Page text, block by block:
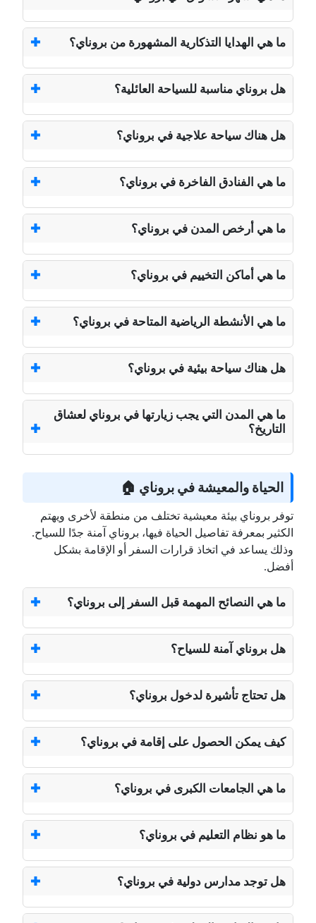
ما هي الهدايا التذكارية المشهورة من بروناي؟
هل بروناي مناسبة للسياحة العائلية؟
هل هناك سياحة علاجية في بروناي؟
ما هي الفنادق الفاخرة في بروناي؟
ما هي أرخص المدن في بروناي؟
ما هي أماكن التخييم في بروناي؟
ما هي الأنشطة الرياضية المتاحة في بروناي؟
هل هناك سياحة بيئية في بروناي؟
ما هي المدن التي يجب زيارتها في بروناي لعشاق
التاريخ؟
الحياة والمعيشة في بروناي 🏠
توفر بروناي بيئة معيشية تختلف من منطقة لأخرى ويهتم
الكثير بمعرفة تفاصيل الحياة فيها، بروناي آمنة جدًا للسياح.
وذلك يساعد في اتخاذ قرارات السفر أو الإقامة بشكل
أفضل.
ما هي النصائح المهمة قبل السفر إلى بروناي؟
هل بروناي آمنة للسياح؟
هل تحتاج تأشيرة لدخول بروناي؟
كيف يمكن الحصول على إقامة في بروناي؟
ما هي الجامعات الكبرى في بروناي؟
ما هو نظام التعليم في بروناي؟
هل توجد مدارس دولية في بروناي؟